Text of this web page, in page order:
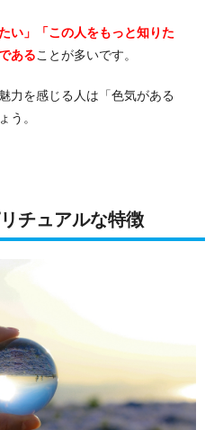
い」「この人をもっと知りた
あることが多いです。
力を感じる人は「色気がある
う。
チュアルな特徴